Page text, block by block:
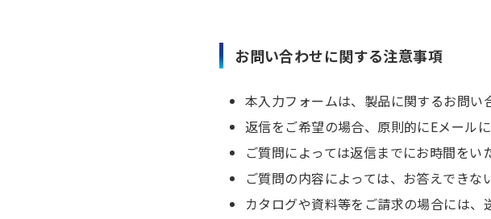
お問い合わせに関する注意事項
本入力フォームは、製品に関するお問い
返信をご希望の場合、原則的にEメール
ご質問によっては返信までにお時間をい
ご質問の内容によっては、お答えできな
カタログや資料等をご請求の場合には、